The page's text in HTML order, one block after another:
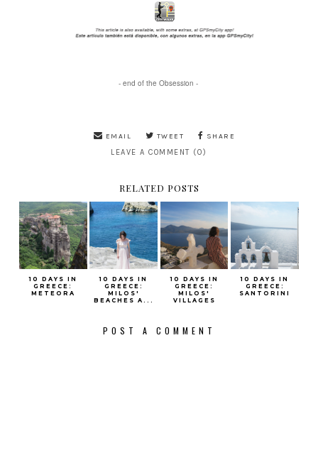
- end of the Obsession -
EMAIL TWEET SHARE
LEAVE A COMMENT (0)
RELATED POSTS
10 DAYS IN
GREECE:
METEORA
10 DAYS IN
GREECE:
MILOS'
BEACHES A...
10 DAYS IN
GREECE:
MILOS'
VILLAGES
10 DAYS IN
GREECE:
SANTORINI
POST A COMMENT